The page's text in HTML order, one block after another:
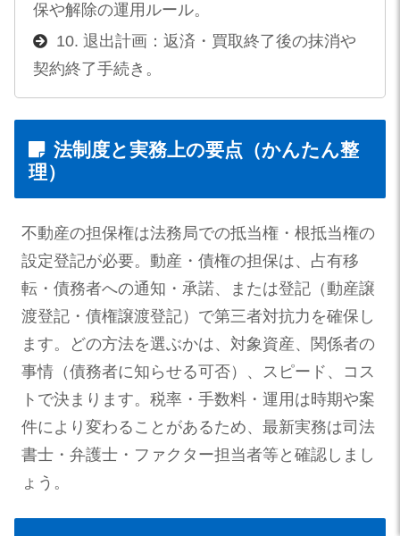
保や解除の運用ルール。
10. 退出計画：返済・買取終了後の抹消や
契約終了手続き。
法制度と実務上の要点（かんたん整
理）
不動産の担保権は法務局での抵当権・根抵当権の
設定登記が必要。動産・債権の担保は、占有移
転・債務者への通知・承諾、または登記（動産譲
渡登記・債権譲渡登記）で第三者対抗力を確保し
ます。どの方法を選ぶかは、対象資産、関係者の
事情（債務者に知らせる可否）、スピード、コス
トで決まります。税率・手数料・運用は時期や案
件により変わることがあるため、最新実務は司法
書士・弁護士・ファクター担当者等と確認しまし
ょう。